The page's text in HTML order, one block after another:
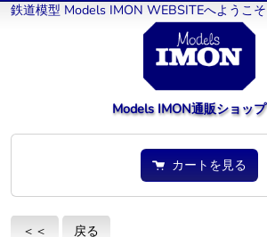
鉄道模型 Models IMON WEBSITEへようこそ
Models IMON通販ショップ
カートを見る
＜＜ 戻る